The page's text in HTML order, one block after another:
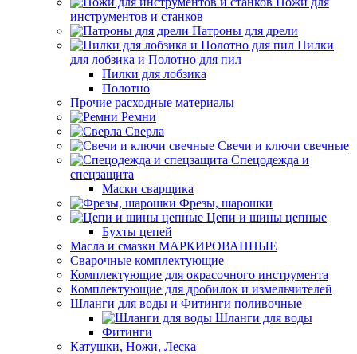
инструментов и станков
Патроны для дрели
Пилки
для лобзика и Полотно для пил
Пилки для лобзика
Полотно
Прочие расходные материалы
Ремни
Сверла
Свечи и ключи свечные
Спецодежда и
спецзащита
Маски сварщика
Фрезы, шарошки
Цепи и шины цепные
Бухты цепей
Масла и смазки МАРКИРОВАННЫЕ
Сварочные комплектующие
Комплектующие для окрасочного инструмента
Комплектующие для дробилок и измельчителей
Шланги для воды и Фитинги поливочные
Шланги для воды
Фитинги
Катушки, Ножи, Леска